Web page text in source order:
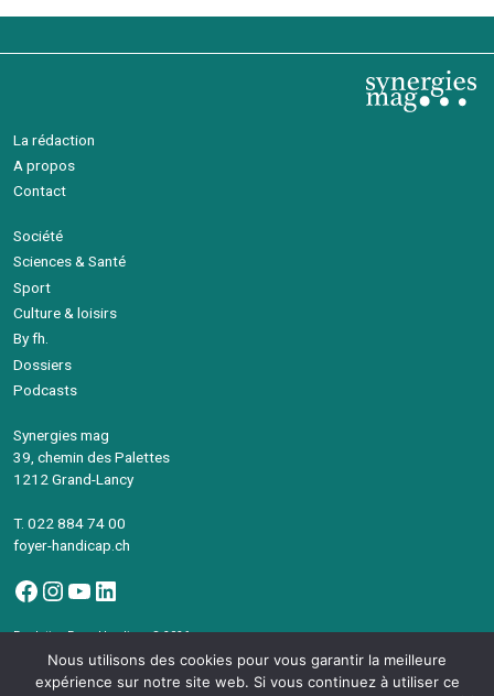
La rédaction
A propos
Contact
Société
Sciences & Santé
Sport
Culture & loisirs
By fh.
Dossiers
Podcasts
Synergies mag
39, chemin des Palettes
1212 Grand-Lancy
T. 022 884 74 00
foyer-handicap.ch
Facebook
Instagram
YouTube
LinkedIn
Fondation Foyer-Handicap © 2026
Avec le soutien de la République et canton de Genève
©Synergies Mag – Intégrationdevsector.ch
Nous utilisons des cookies pour vous garantir la meilleure
expérience sur notre site web. Si vous continuez à utiliser ce